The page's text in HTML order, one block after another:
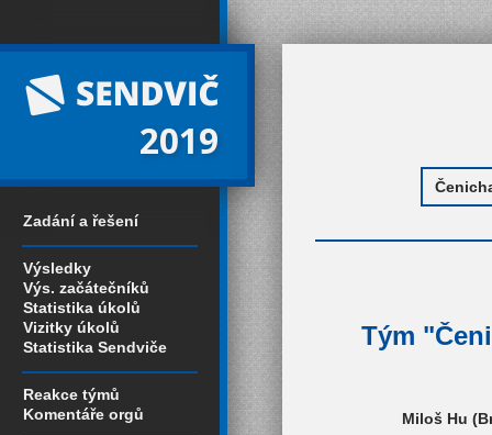
2019
Zadání a řešení
Výsledky
Výs. začátečníků
Statistika úkolů
Vizitky úkolů
Statistika Sendviče
Reakce týmů
Komentáře orgů
Tým
Miloš Hu